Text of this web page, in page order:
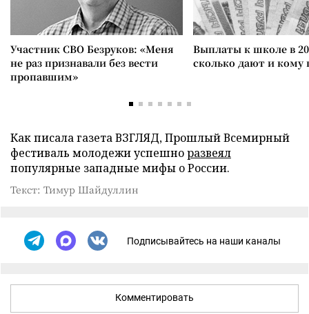
Участник СВО Безруков: «Меня
не раз признавали без вести
пропавшим»
Выплаты к школе в
сколько дают и
Как писала газета ВЗГЛЯД, Прошлый Всемирный
фестиваль молодежи успешноразвеял
популярные западные мифы о России.
Текст: Тимур Шайдуллин
Подписывайтесь на наши каналы
Комментировать